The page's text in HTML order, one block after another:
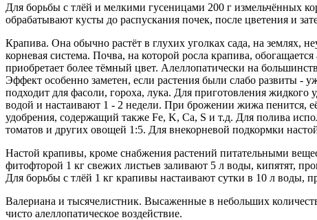
Для борьбы с тлёй и мелкими гусеницами 200 г измельчённых
обрабатывают кусты до распускания почек, после цветения и
Крапива. Она обычно растёт в глухих уголках сада, на
корневая система. Почва, на которой росла крапива,
приобретает более тёмный цвет. Алеллопатически на
Эффект особенно заметен, если растения были слабо развиты -
подходит для фасоли, гороха, лука. Для приготовления
водой и настаивают 1 - 2 недели. При брожении жижа пенится,
удобрения, содержащий также Fe, K, Ca, S и т.д. Для полива
томатов и других овощей 1:5. Для внекорневой подкормки
Настой крапивы, кроме снабжения растений питательными
фитофторой 1 кг свежих листьев заливают 5 л воды, кипятят,
Для борьбы с тлёй 1 кг крапивы настаивают сутки в 10 л воды,
Валериана и тысячелистник. Высаженные в небольших
чисто алеллопатическое воздействие.